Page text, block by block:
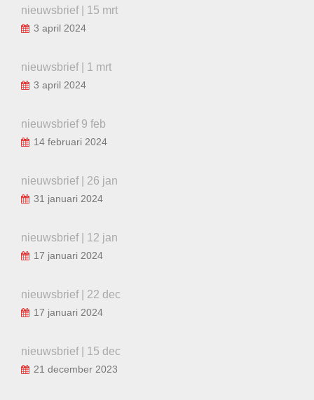
nieuwsbrief | 15 mrt
3 april 2024
nieuwsbrief | 1 mrt
3 april 2024
nieuwsbrief 9 feb
14 februari 2024
nieuwsbrief | 26 jan
31 januari 2024
nieuwsbrief | 12 jan
17 januari 2024
nieuwsbrief | 22 dec
17 januari 2024
nieuwsbrief | 15 dec
21 december 2023